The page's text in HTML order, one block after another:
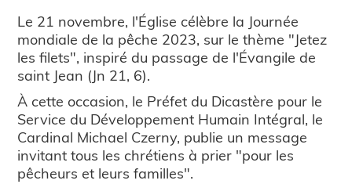
Le 21 novembre, l'Église célèbre la Journée
mondiale de la pêche 2023, sur le thème "Jetez
les filets", inspiré du passage de l'Évangile de
saint Jean (Jn 21, 6).
À cette occasion, le Préfet du Dicastère pour le
Service du Développement Humain Intégral, le
Cardinal Michael Czerny, publie un message
invitant tous les chrétiens à prier "pour les
pêcheurs et leurs familles".